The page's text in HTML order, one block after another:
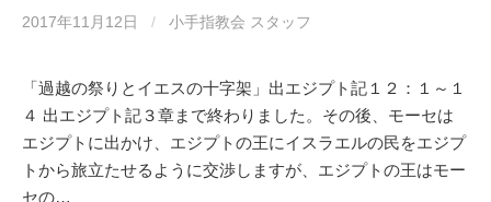
2017年11月12日 / 小手指教会 スタッフ
「過越の祭りとイエスの十字架」出エジプト記１２：１～１
４ 出エジプト記３章まで終わりました。その後、モーセは
エジプトに出かけ、エジプトの王にイスラエルの民をエジプ
トから旅立たせるように交渉しますが、エジプトの王はモー
セの…